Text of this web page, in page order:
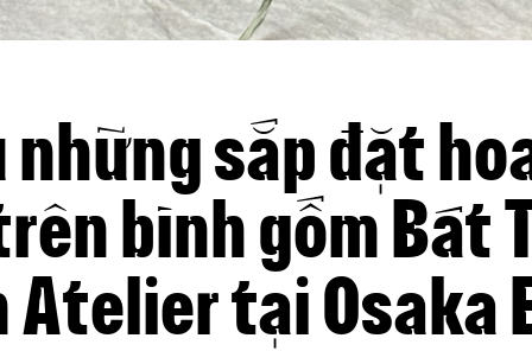
những sắp đặt
bình gốm Bát
tại Osaka